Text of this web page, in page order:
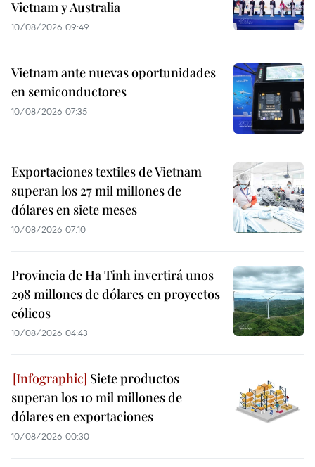
Vietnam y Australia
10/08/2026 09:49
Vietnam ante nuevas oportunidades
en semiconductores
10/08/2026 07:35
Exportaciones textiles de Vietnam
superan los 27 mil millones de
dólares en siete meses
10/08/2026 07:10
Provincia de Ha Tinh invertirá unos
298 millones de dólares en proyectos
eólicos
10/08/2026 04:43
Siete productos
superan los 10 mil millones de
dólares en exportaciones
10/08/2026 00:30